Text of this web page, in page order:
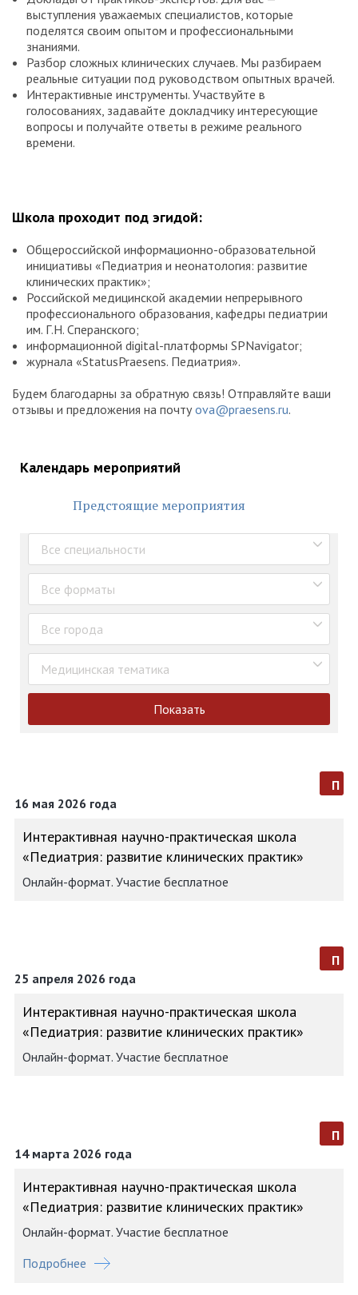
выступления уважаемых специалистов, которые
поделятся своим опытом и профессиональными
знаниями.
Разбор сложных клинических случаев. Мы разбираем
реальные ситуации под руководством опытных врачей.
Интерактивные инструменты. Участвуйте в
голосованиях, задавайте докладчику интересующие
вопросы и получайте ответы в режиме реального
времени.
Школа проходит под эгидой:
Общероссийской информационно-образовательной
инициативы «Педиатрия и неонатология: развитие
клинических практик»;
Российской медицинской академии непрерывного
профессионального образования, кафедры педиатрии
им. Г.Н. Сперанского;
информационной digital-платформы SPNavigator;
журнала «StatusPraesens. Педиатрия».
Будем благодарны за обратную связь! Отправляйте ваши
отзывы и предложения на почтуova@praesens.ru.
Календарь мероприятий
Предстоящие мероприятия
Все специальности
Все форматы
Все города
Медицинская тематика
Показать
16 мая 2026 года
п
Интерактивная научно-практическая школа
«Педиатрия: развитие клинических практик»
Онлайн-формат. Участие бесплатное
25 апреля 2026 года
п
Интерактивная научно-практическая школа
«Педиатрия: развитие клинических практик»
Онлайн-формат. Участие бесплатное
14 марта 2026 года
п
Интерактивная научно-практическая школа
«Педиатрия: развитие клинических практик»
Онлайн-формат. Участие бесплатное
Подробнее